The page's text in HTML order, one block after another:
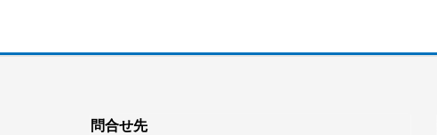
問合せ先